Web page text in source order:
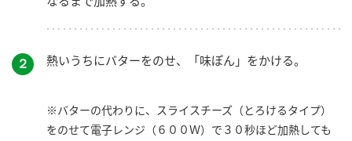
２ 熱いうちにバターをのせ、「味ぽん」をかける。
※バターの代わりに、スライスチーズ（とろけるタイプ）
をのせて電子レンジ（６００Ｗ）で３０秒ほど加熱しても